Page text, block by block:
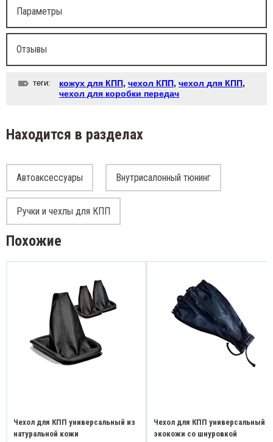
Параметры
Отзывы
теги: кожух для КПП, чехол КПП, чехол для КПП,
чехол для коробки передач
Находится в разделах
Автоаксессуары Внутрисалонный тюнинг
Ручки и чехлы для КПП
Похожие
Чехол для КПП универсальный из
натуральной кожи
Чехол для КПП универсальный
экокожи со шнуровкой